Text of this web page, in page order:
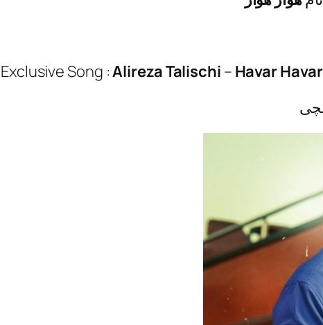
Exclusive Song :Alireza Talischi – Havar Havar